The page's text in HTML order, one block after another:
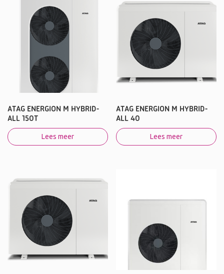
ATAG ENERGION M HYBRID-
ALL 150T
Lees meer
ATAG ENERGION M HYBRID-
ALL 40
Lees meer